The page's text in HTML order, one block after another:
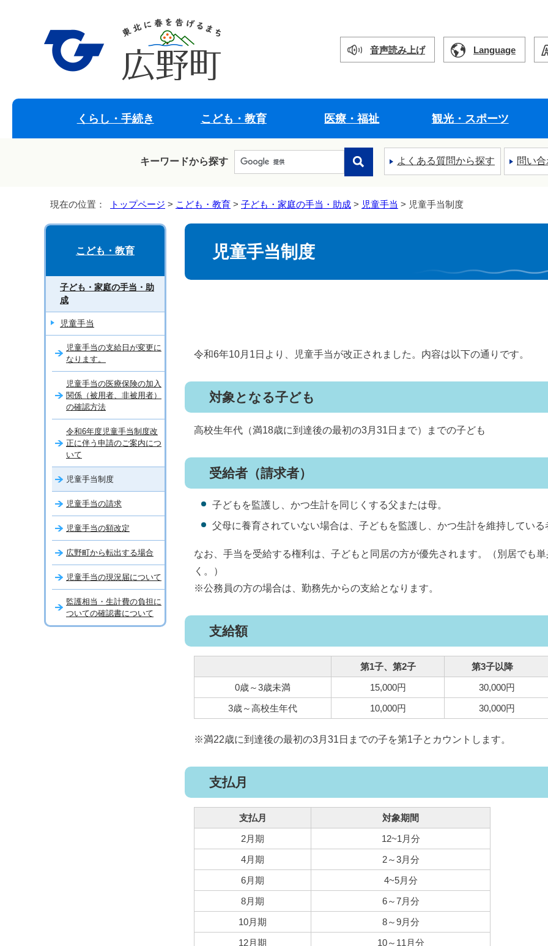
音声読み上げ Language
くらし・手続き こども・教育 医療・福祉 観光・スポーツ
キーワードから探す よくある質問から探す 問い
現在の位置： トップページ > こども・教育 > 子ども・家庭の手当・助成 > 児童手当 > 児童手当制度
児童手当制度
令和6年10月1日より、児童手当が改正されました。内容は以下の通りです。
対象となる子ども
高校生年代（満18歳に到達後の最初の3月31日まで）までの子ども
受給者（請求者）
子どもを監護し、かつ生計を同じくする父または母。
父母に養育されていない場合は、子どもを監護し、かつ生計を維持している
なお、手当を受給する権利は、子どもと同居の方が優先されます。（別居でも
く。）
※公務員の方の場合は、勤務先からの支給となります。
支給額
第1子、第2子
第3子以降
0歳～3歳未満
15,000円
30,000円
3歳～高校生年代
10,000円 30,000円
※満22歳に到達後の最初の3月31日までの子を第1子とカウントします。
支払月
支払月
対象期間
2月期
12~1月分
4月期
2～3月分
6月期
4~5月分
8月期
6～7月分
10月期
8～9月分
12月期
10～11月分
こども・教育
子ども・家庭の手当・助
成
児童手当
児童手当の支給日が変更に
なります。
児童手当の医療保険の加入
関係（被用者、非被用者）
の確認方法
令和6年度児童手当制度改
正に伴う申請のご案内につ
いて
児童手当制度
児童手当の請求
児童手当の額改定
広野町から転出する場合
児童手当の現況届について
監護相当・生計費の負担に
ついての確認書について